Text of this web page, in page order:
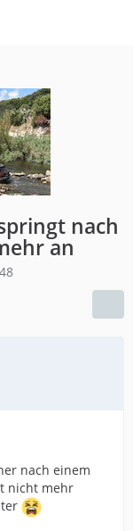
nach
an
nach einem
nicht mehr